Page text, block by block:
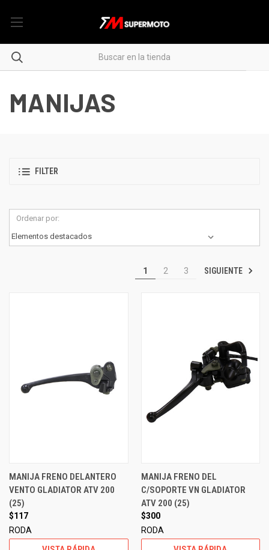
MANIJAS
FILTER
Ordenar por:
1 2 3 SIGUIENTE
MANIJA FRENO DELANTERO
VENTO GLADIATOR ATV 200
(25)
$117
RODA
MANIJA FRENO DEL
C/SOPORTE VN GLADIATOR
ATV 200 (25)
$300
RODA